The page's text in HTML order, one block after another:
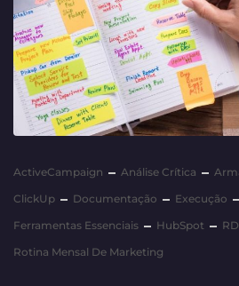
ActiveCampaign Análise Crítica
ClickUp
Documentação
Execução
Ferramentas Essenciais
HubSpot
Rotina Mensal De Marketing